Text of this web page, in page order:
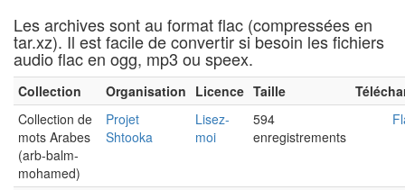
Les archives sont au format flac (compressées en
tar.xz). Il est facile de convertir si besoin les fichiers
audio flac en ogg, mp3 ou speex.
Collection Organisation Licence Taille
Collection de
mots Arabes
(arb-balm-
mohamed)
Projet
Shtooka
Lisez-
moi
594
enregistrements